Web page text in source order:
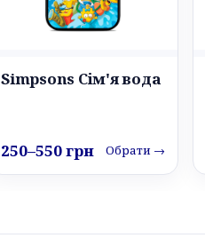
Simpsons Сім'я вода
250–550 грн Обрати →